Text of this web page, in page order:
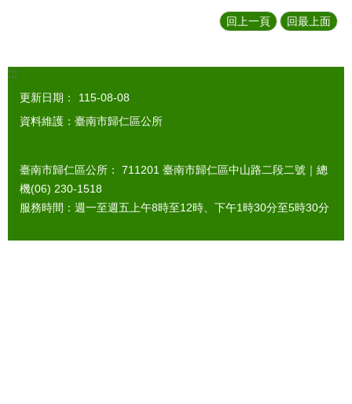
回上一頁 回最上面
:::
更新日期：
115-08-08
資料維護：臺南市歸仁區公所
臺南市歸仁區公所： 711201 臺南市歸仁區中山路二段二號｜總
機(06) 230-1518
服務時間：週一至週五上午8時至12時、下午1時30分至5時30分